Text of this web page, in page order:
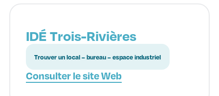
IDÉ Trois-Rivières
Trouver un local – bureau – espace industriel
Consulter le site Web